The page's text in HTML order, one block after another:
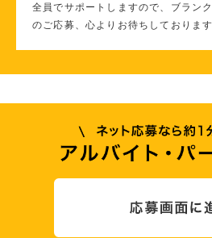
全員でサポートしますので、ブラン
のご応募、心よりお待ちしております